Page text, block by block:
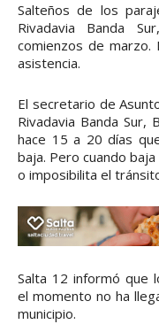
Salteños de los
Rivadavia Banda
comienzos de marzo.
asistencia.
El secretario de
Rivadavia Banda Sur,
hace 15 a 20 días
baja. Pero cuando
o imposibilita el
Salta 12 informó que
el momento no ha
municipio.